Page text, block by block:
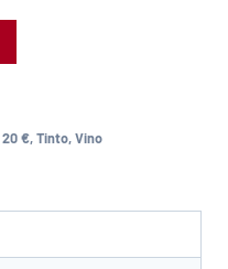
20 €,Tinto,Vino